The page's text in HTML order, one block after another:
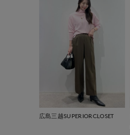
広島三越SUPERIORCLOSET